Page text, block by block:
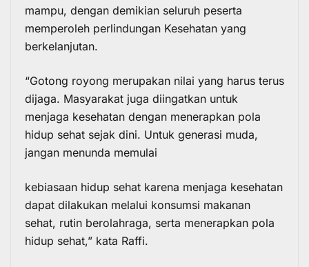
mampu, dengan demikian seluruh peserta
memperoleh perlindungan Kesehatan yang
berkelanjutan.
“Gotong royong merupakan nilai yang harus terus
dijaga. Masyarakat juga diingatkan untuk
menjaga kesehatan dengan menerapkan pola
hidup sehat sejak dini. Untuk generasi muda,
jangan menunda memulai
kebiasaan hidup sehat karena menjaga kesehatan
dapat dilakukan melalui konsumsi makanan
sehat, rutin berolahraga, serta menerapkan pola
hidup sehat,” kata Raffi.